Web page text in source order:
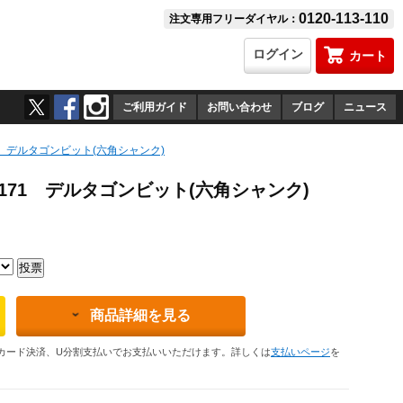
注文専用フリーダイヤル： 0120-113-110
カート
ログイン
ご利用ガイド お問い合わせ ブログ ニュース
ルタゴンビット(六角シャンク)
デルタゴンビット(六角シャンク)
商品詳細を見る
ド決済、U分割支払いでお支払いいただけます。詳しくは支払いページを